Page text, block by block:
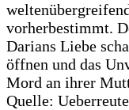
vorherbestimmt.
Darians Liebe
öffnen und das
Mord an ihrer
Quelle: